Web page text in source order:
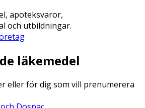
apoteksvaror,
och utbildningar.
läkemedel
eller för dig som vill prenumerera